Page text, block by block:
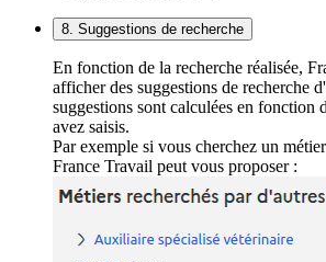
8. Suggestions de recherche
En fonction de la recherche réalisée,
afficher des suggestions de recherche
suggestions sont calculées en fonction
avez saisis.
Par exemple si vous cherchez un
France Travail peut vous proposer :